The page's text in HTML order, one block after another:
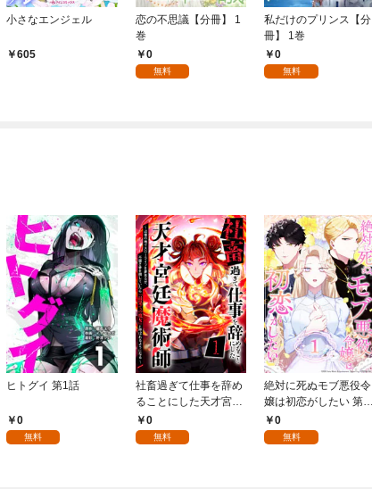
小さなエンジェル
605
恋の不思議【分冊】 1
巻
0
無料
私だけのプリンス【分
冊】 1巻
0
無料
ヒトグイ 第1話
0
無料
社畜過ぎて仕事を辞め
ることにした天才宮廷
魔術師～辺境の地でス
ローライフを夢見る
0
無料
絶対に死ぬモブ悪役令
嬢は初恋がしたい 第1
話0
無料